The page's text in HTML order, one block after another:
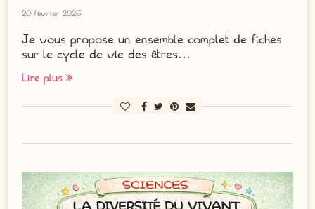
20 février 2026
Je vous propose un ensemble complet de fiches
sur le cycle de vie des êtres…
Lire plus